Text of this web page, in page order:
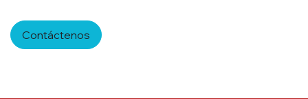
Contáctenos